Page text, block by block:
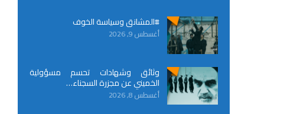
#المشانق وسياسة الخوف
أغسطس 9, 2026
وثائق وشهادات تحسم مسؤولية
الخميني عن مجزرة السجناء…
أغسطس 8, 2026